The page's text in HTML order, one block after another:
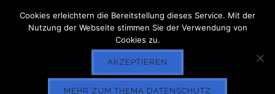
Cookies erleichtern die Bereitstellung dieses Service. Mit der
Nutzung der Webseite stimmen Sie der Verwendung von
Cookies zu.
AKZEPTIEREN
MEHR ZUM THEMA DATENSCHUTZ